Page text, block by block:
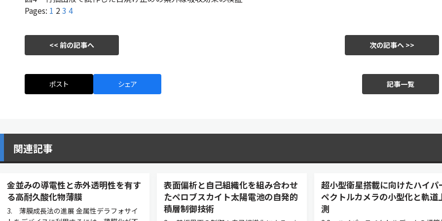
Pages: 1 2 3 4
<< 前の記事へ 次の記事へ >>
ポスト シェア 記事一覧
関連記事
金並みの導電性と赤外透明性を有す
る高耐久酸化物薄膜
3. 薄膜成長法の進展 金属性デラフォサイ
表面偏析と自己組織化を組み合わせ
たペロブスカイト太陽電池の自発的
積層制御技術
超小型衛星搭載に向けたハイパ
ペクトルカメラの小型化と軌道
測